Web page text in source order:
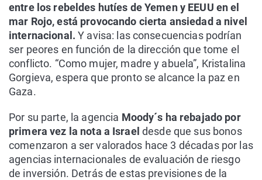
entre los rebeldes hutíes de Yemen y EEUU en el
mar Rojo, está provocando cierta ansiedad a nivel
internacional.Y avisa: las consecuencias podrían
ser peores en función de la dirección que tome el
conflicto. “Como mujer, madre y abuela”, Kristalina
Gorgieva, espera que pronto se alcance la paz en
Gaza.
Por su parte, la agencia Moody´s ha rebajado por
primera vez la nota a Israeldesde que sus bonos
comenzaron a ser valorados hace 3 décadas por las
agencias internacionales de evaluación de riesgo
de inversión. Detrás de estas previsiones de la